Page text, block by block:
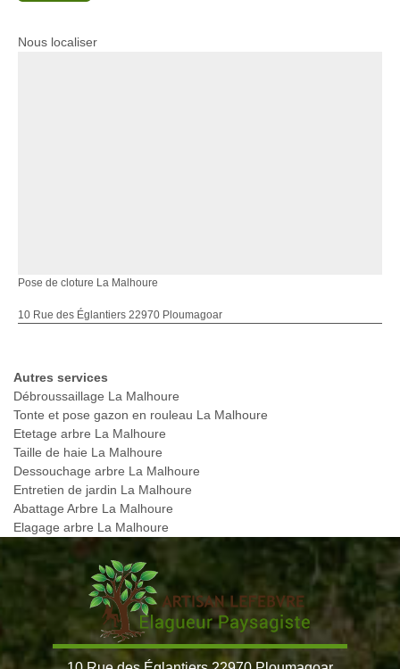
Nous localiser
Pose de cloture La Malhoure
10 Rue des Églantiers 22970 Ploumagoar
Autres services
Débroussaillage La Malhoure
Tonte et pose gazon en rouleau La Malhoure
Etetage arbre La Malhoure
Taille de haie La Malhoure
Dessouchage arbre La Malhoure
Entretien de jardin La Malhoure
Abattage Arbre La Malhoure
Elagage arbre La Malhoure